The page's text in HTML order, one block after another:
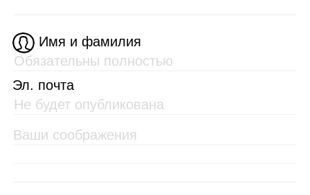
Имя и фамилия
Эл. почта